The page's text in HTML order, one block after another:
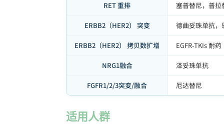
RET 重排 塞普替尼，普
ERBB2（HER2） 突变 德曲妥珠单抗
ERBB2（HER2） 拷贝数扩增 EGFR-TKIs 耐药
NRG1融合 泽妥珠单抗
FGFR1/2/3突变/融合 厄达替尼
适用人群